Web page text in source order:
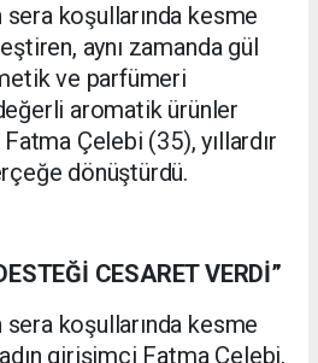
koşullarında kesme
aynı zamanda gül
ve parfümeri
aromatik ürünler
Çelebi (35), yıllardır
dönüştürdü.
CESARET VERDİ”
koşullarında kesme
girişimci Fatma Çelebi,